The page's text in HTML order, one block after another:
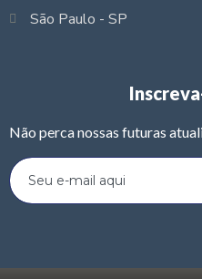
São Paulo - SP
Não perca nossas futuras